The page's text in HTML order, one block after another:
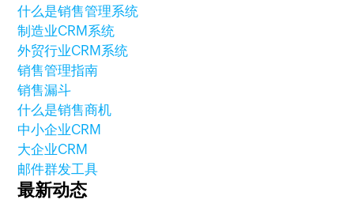
什么是销售管理系统
制造业CRM系统
外贸行业CRM系统
销售管理指南
销售漏斗
什么是销售商机
中小企业CRM
大企业CRM
邮件群发工具
最新动态